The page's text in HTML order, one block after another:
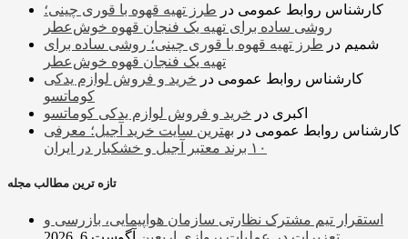
کارشناس روابط عمومی در طرز تهیه قهوه با قوری چینی؛
روشی ساده برای تهیه یک فنجان قهوه خوش‌عطر
شمیم در طرز تهیه قهوه با قوری چینی؛ روشی ساده برای
تهیه یک فنجان قهوه خوش‌عطر
کارشناس روابط عمومی در خرید و فروش لوازم یدکی
کوماتسو
اکبری در خرید و فروش لوازم یدکی کوماتسو
کارشناس روابط عمومی در بهترین سایت خرید آجیل؛ معرفی
۱۰ برند معتبر آجیل و خشکبار در ایران
تازه ترین مطالب مجله
استقرار تیم مشترک نظارتی سازمان هواپیمایی، بازرسی و